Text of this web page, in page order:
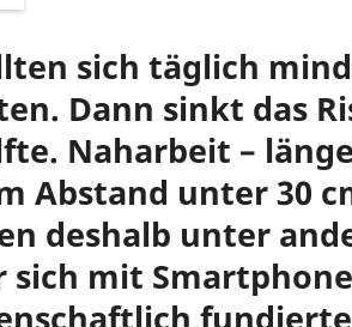
sich täglich
Dann sinkt das
Naharbeit –
Abstand unter 30
deshalb unter
mit